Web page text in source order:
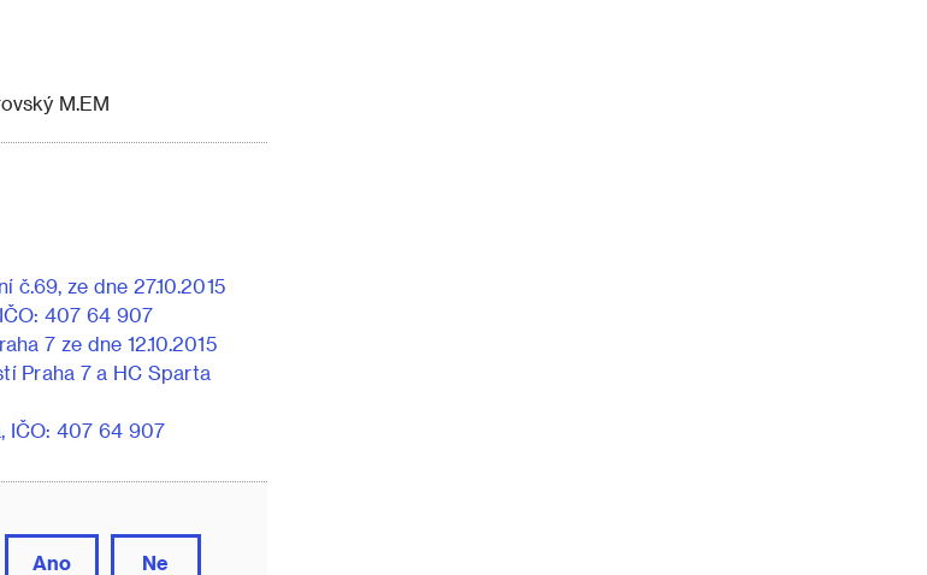
M.EM
č.69, ze dne 27.10.2015
407 64 907
7 ze dne 12.10.2015
Praha 7 a HC Sparta
IČO: 407 64 907
Ano Ne